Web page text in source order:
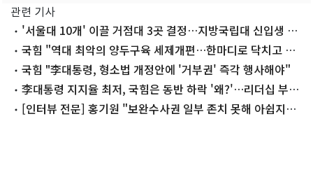
관련 기사
'서울대 10개' 이끌 거점대 3곳 결정…지방국립대 신입생 전
액장학금 검토
국힘 "역대 최악의 양두구육 세제개편…한마디로 닥치고 세
금"국힘 "李대통령, 형소법 개정안에 '거부권' 즉각 행사해야"
李대통령 지지율 최저, 국힘은 동반 하락 '왜?'…리더십 부재
·징계 정치
[인터뷰 전문] 홍기원 "보완수사권 일부 존치 못해 아쉽지